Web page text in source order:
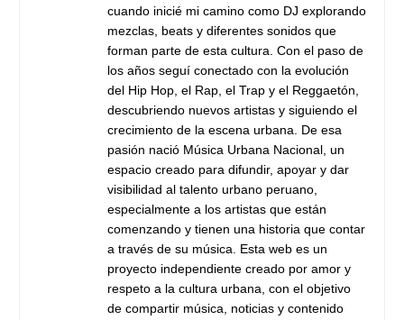
cuando inicié mi camino como DJ explorando
mezclas, beats y diferentes sonidos que
forman parte de esta cultura. Con el paso de
los años seguí conectado con la evolución
del Hip Hop, el Rap, el Trap y el Reggaetón,
descubriendo nuevos artistas y siguiendo el
crecimiento de la escena urbana. De esa
pasión nació Música Urbana Nacional, un
espacio creado para difundir, apoyar y dar
visibilidad al talento urbano peruano,
especialmente a los artistas que están
comenzando y tienen una historia que contar
a través de su música. Esta web es un
proyecto independiente creado por amor y
respeto a la cultura urbana, con el objetivo
de compartir música, noticias y contenido